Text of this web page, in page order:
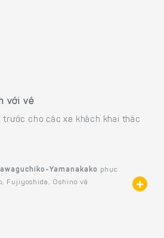
với vé
trước cho các xe khách khai thác
Yamanakako phục
Fujiyoshida, Oshino và